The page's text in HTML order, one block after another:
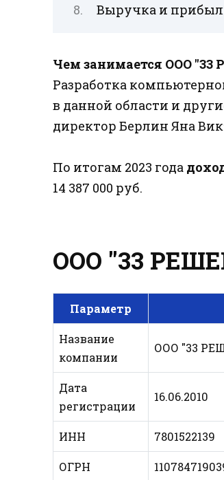
Выручка и
Чем занимается ООО "33
Разработка
в данной области и
директор Берлин Яна
По итогам 2023 года
14 387 000 руб.
ООО "33
Параметр
Название
компании
ООО "33
Дата
регистрации
16.06.2010
ИНН 7801522139
ОГРН